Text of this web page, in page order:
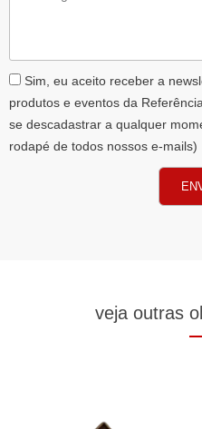
AceiteLGPD
Sim, eu aceito receber a
produtos e eventos da
se descadastrar a qualquer
rodapé de todos nossos e-mails)
veja outras